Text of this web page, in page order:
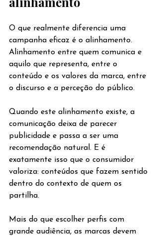
O que realmente diferencia uma
campanha eficaz é o alinhamento.
Alinhamento entre quem comunica e
aquilo que representa, entre o
conteúdo e os valores da marca, entre
o discurso e a perceção do público.
Quando este alinhamento existe, a
comunicação deixa de parecer
publicidade e passa a ser uma
recomendação natural. E é
exatamente isso que o consumidor
valoriza: conteúdos que fazem sentido
dentro do contexto de quem os
partilha.
Mais do que escolher perfis com
grande audiência, as marcas devem